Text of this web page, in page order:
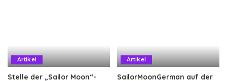
Artikel
Stelle der „Sailor Moon“-
Artikel
SailorMoonGerman auf der